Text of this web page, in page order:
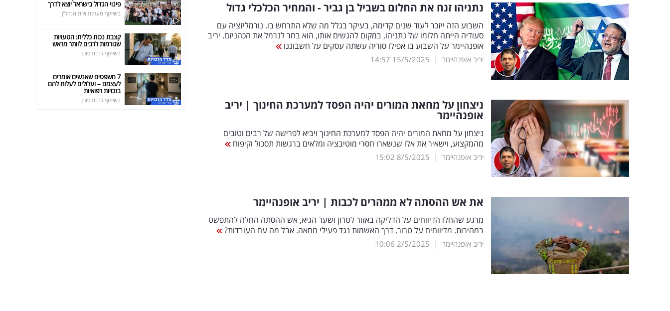
נתניהו זנח את החלום בשביל בן גביר - והמחיר הכלכלי גדול
השבוע הזה ייזכר לעוד שנים קדימה, בעיקר בגלל מה שלא התרחש בו. נורמליזציה עם
סעודיה הייתה חלומו של נתניהו, במקום להגשים אותו, הוא בחר לנרמל את הכהניזם. יריב
אופנהיימר על השבוע בו אפילו סוריה עשתה עסקים על חשבוננו
יריב אופנהיימר |
15/5/2025
14:57
ניצחון על מחאת המורים יהיה הפסד למערכת החינוך | יריב
אופנהיימר
ניצחון על מחאת המורים יהיה הפסד למערכת החינוך ויביא לפרישה של רבים וטובים
מהמקצוע, וישאיר את אלו שנשארו חסרי מוטיבציה ומלאים ברגשות תסכול וקיפוח
יריב אופנהיימר |
8/5/2025
15:02
את אש ההסתה לא ממהרים לכבות | יריב אופנהיימר
מרגע שהחלו הדיווחים על הדליקה באזור לטרון ושער הגיא, אש ההסתה החלה להתפשט
במהירות. מדיווחים על טרור, דרך האשמות נגד פעילי מחאה. אבל מה עם העובדות?
יריב אופנהיימר |
2/5/2025
10:06
פינוי הגדול בישראל יוצא לדרך
בשיתוף מערכת זירת הנדל"ן
קצבת נכות כללית: הטעויות
שגורמות לרבים לוותר מראש
בשיתוף לבנת פורן
7 משפטים שאנשים אומרים
לעצמם – ועלולים לעלות להם
בזכויות רפואיות
בשיתוף לבנת פורן